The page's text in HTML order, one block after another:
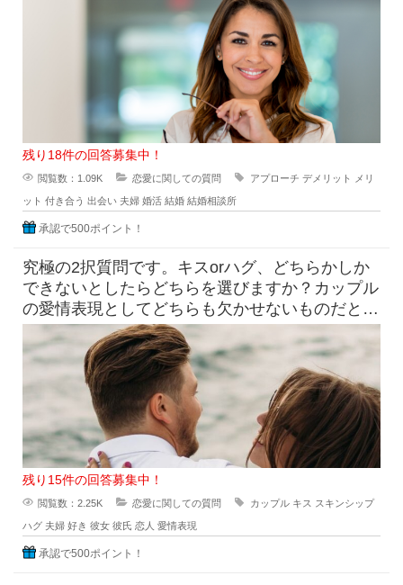
そんな時の選択肢のひと
残り18件の回答募集中！
閲覧数：1.09K 恋愛に関しての質問 アプローチ デメリット メリ
ット 付き合う 出会い 夫婦 婚活 結婚 結婚相談所
承認で500ポイント！
究極の2択質問です。キスorハグ、どちらかしか
できないとしたらどちらを選びますか？カップル
の愛情表現としてどちらも欠かせないものだと思
いますが、あえてどちらか一
残り15件の回答募集中！
閲覧数：2.25K 恋愛に関しての質問 カップル キス スキンシップ
ハグ 夫婦 好き 彼女 彼氏 恋人 愛情表現
承認で500ポイント！